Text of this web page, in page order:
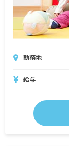
勤務地
給与